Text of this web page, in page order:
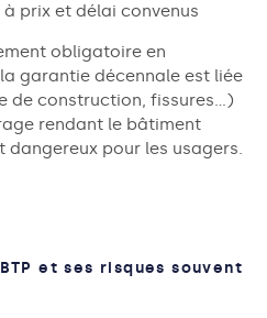
prix et délai convenus
obligatoire en
garantie décennale est liée
de construction, fissures…)
rendant le bâtiment
pour les usagers.
et ses risques souvent